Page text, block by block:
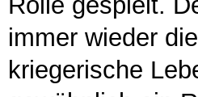
immer wieder
kriegerische